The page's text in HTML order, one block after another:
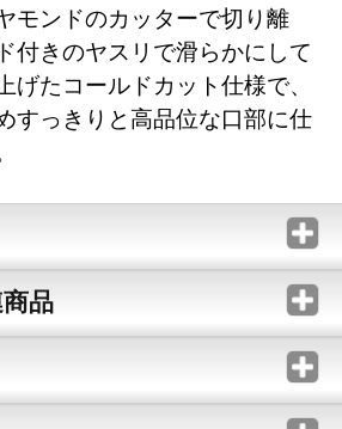
モンドのカッターで切り離
付きのヤスリで滑らかにして
げたコールドカット仕様で、
すっきりと高品位な口部に仕
品